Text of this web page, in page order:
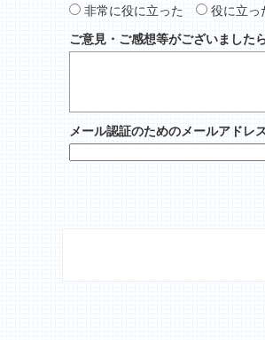
非常に役に立った
役に立っ
ご意見・ご感想等がございました
メール認証のためのメールアドレ